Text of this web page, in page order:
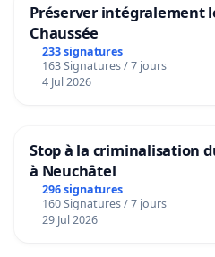
Préserver intégralement
Chaussée
233 signatures
163 Signatures / 7 jours
4 Jul 2026
Stop à la criminalisation
à Neuchâtel
296 signatures
160 Signatures / 7 jours
29 Jul 2026